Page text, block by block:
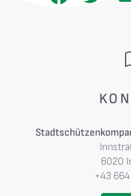
6020
+43